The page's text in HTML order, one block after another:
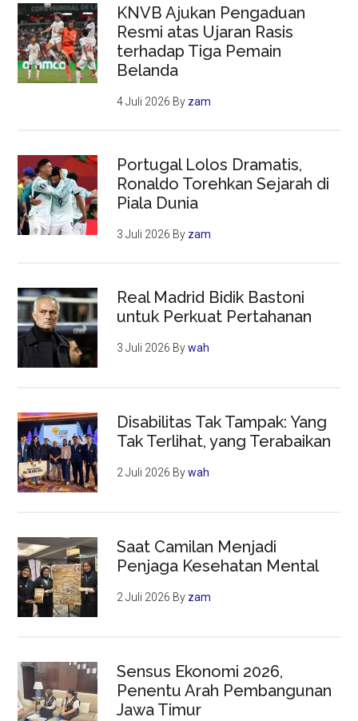
KNVB Ajukan Pengaduan
Resmi atas Ujaran Rasis
terhadap Tiga Pemain
Belanda
4 Juli 2026 By zam
Portugal Lolos Dramatis,
Ronaldo Torehkan Sejarah di
Piala Dunia
3 Juli 2026 By zam
Real Madrid Bidik Bastoni
untuk Perkuat Pertahanan
3 Juli 2026 Bywah
Disabilitas Tak Tampak: Yang
Tak Terlihat, yang Terabaikan
2 Juli 2026 Bywah
Saat Camilan Menjadi
Penjaga Kesehatan Mental
2 Juli 2026 By zam
Sensus Ekonomi 2026,
Penentu Arah Pembangunan
Jawa Timur